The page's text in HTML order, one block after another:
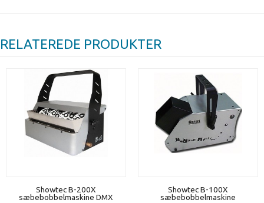
RELATEREDE PRODUKTER
Showtec B-200X
sæbebobbelmaskine DMX
Showtec B-100X
sæbebobbelmaskine